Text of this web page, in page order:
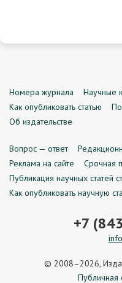
Номера журнала Научные
Как опубликовать статью
Об издательстве
Вопрос — ответ
Реклама на сайте
Срочная
Публикация научных статей
Как опубликовать научную
+7
© 2008–2026,
Публичная